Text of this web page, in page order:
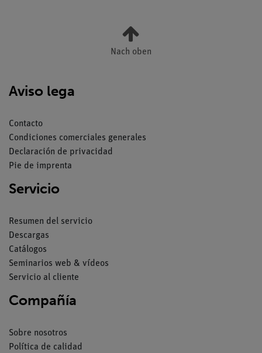
Nach oben
Aviso lega
Contacto
Condiciones comerciales generales
Declaración de privacidad
Pie de imprenta
Servicio
Resumen del servicio
Descargas
Catálogos
Seminarios web & vídeos
Servicio al cliente
Compañía
Sobre nosotros
Política de calidad